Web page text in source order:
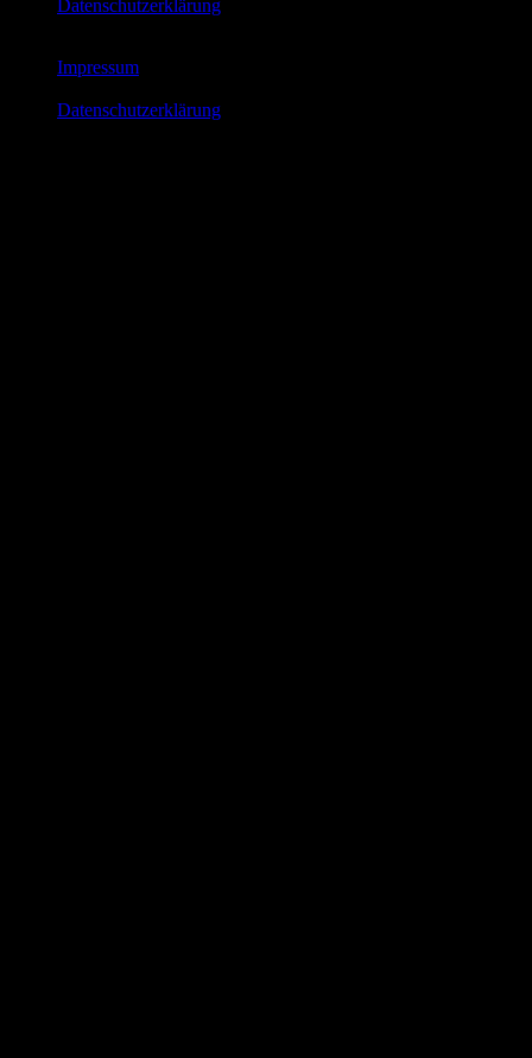
Datenschutzerklärung
Impressum
Datenschutzerklärung